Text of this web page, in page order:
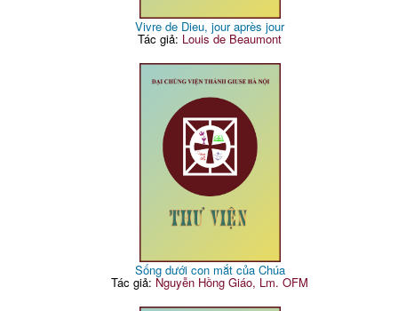
Vivre de Dieu, jour après jour
Tác giả: Louis de Beaumont
Sống dưới con mắt của Chúa
Tác giả: Nguyễn Hồng Giáo, Lm. OFM